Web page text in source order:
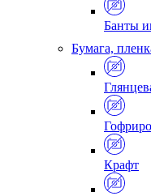
Банты
Бумага,
Крафт